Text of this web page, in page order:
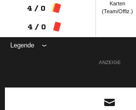
4 / 0
4 / 0
Karten
(Team/Offiz.)
Legende
ANZEIGE